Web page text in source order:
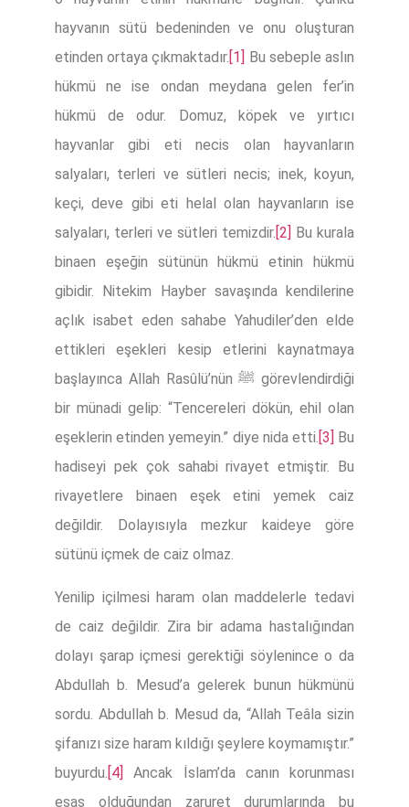
hayvanın sütü bedeninden ve onu oluşturan
etinden ortaya çıkmaktadır. [1]
Bu sebeple aslın
hükmü ne ise ondan meydana gelen fer’in
hükmü de odur. Domuz, köpek ve yırtıcı
hayvanlar gibi eti necis olan hayvanların
salyaları, terleri ve sütleri necis; inek, koyun,
keçi, deve gibi eti helal olan hayvanların ise
salyaları, terleri ve sütleri temizdir. [2]
Bu kurala
binaen eşeğin sütünün hükmü etinin hükmü
gibidir. Nitekim Hayber savaşında kendilerine
açlık isabet eden sahabe Yahudiler’den elde
ettikleri eşekleri kesip etlerini kaynatmaya
başlayınca Allah Rasûlü’nün ﷺ görevlendirdiği
bir münadi gelip: “Tencereleri dökün, ehil olan
eşeklerin etinden yemeyin.” diye nida etti. [3]
Bu
hadiseyi pek çok sahabi rivayet etmiştir. Bu
rivayetlere binaen eşek etini yemek caiz
değildir. Dolayısıyla mezkur kaideye göre
sütünü içmek de caiz olmaz.
Yenilip içilmesi haram olan maddelerle tedavi
de caiz değildir. Zira bir adama hastalığından
dolayı şarap içmesi gerektiği söylenince o da
Abdullah b. Mesud’a gelerek bunun hükmünü
sordu. Abdullah b. Mesud da, “Allah Teâla sizin
şifanızı size haram kıldığı şeylere koymamıştır.”
buyurdu. [4]
Ancak İslam’da canın korunması
esas olduğundan zaruret durumlarında bu